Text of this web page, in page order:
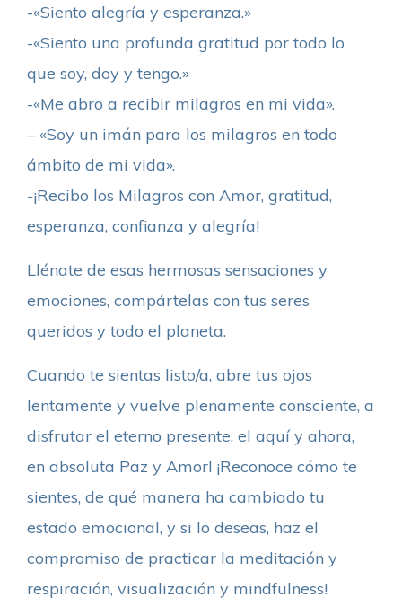
-«Siento alegría y esperanza.»
-«Siento una profunda gratitud por todo lo
que soy, doy y tengo.»
-«Me abro a recibir milagros en mi vida».
– «Soy un imán para los milagros en todo
ámbito de mi vida».
-¡Recibo los Milagros con Amor, gratitud,
esperanza, confianza y alegría!
Llénate de esas hermosas sensaciones y
emociones, compártelas con tus seres
queridos y todo el planeta.
Cuando te sientas listo/a, abre tus ojos
lentamente y vuelve plenamente consciente, a
disfrutar el eterno presente, el aquí y ahora,
en absoluta Paz y Amor! ¡Reconoce cómo te
sientes, de qué manera ha cambiado tu
estado emocional, y si lo deseas, haz el
compromiso de practicar la meditación y
respiración, visualización y mindfulness!